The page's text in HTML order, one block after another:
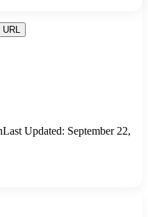
Last Updated: September 22,